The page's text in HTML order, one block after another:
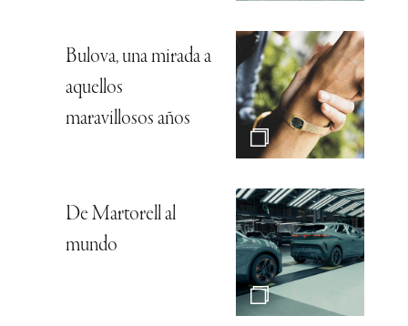
Bulova, una mirada a
aquellos
maravillosos años
De Martorell al
mundo